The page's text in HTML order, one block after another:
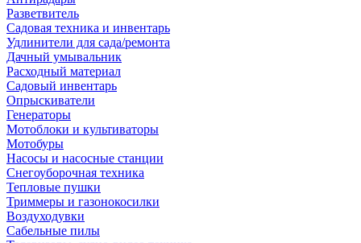
Разветвитель
Садовая техника и инвентарь
Удлинители для сада/ремонта
Дачный умывальник
Расходный материал
Садовый инвентарь
Опрыскиватели
Генераторы
Мотоблоки и культиваторы
Мотобуры
Насосы и насосные станции
Снегоуборочная техника
Тепловые пушки
Триммеры и газонокосилки
Воздуходувки
Сабельные пилы